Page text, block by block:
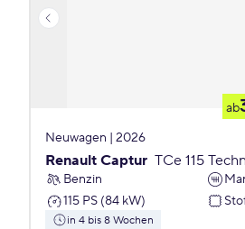
ab
Neuwagen | 2026
Renault Captur TCe 115
Benzin
115 PS (84 kW)
in 4 bis 8 Wochen